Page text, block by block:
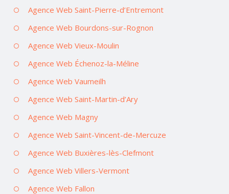
Agence Web Saint-Pierre-d’Entremont
Agence Web Bourdons-sur-Rognon
Agence Web Vieux-Moulin
Agence Web Échenoz-la-Méline
Agence Web Vaumeilh
Agence Web Saint-Martin-d’Ary
Agence Web Magny
Agence Web Saint-Vincent-de-Mercuze
Agence Web Buxières-lès-Clefmont
Agence Web Villers-Vermont
Agence Web Fallon